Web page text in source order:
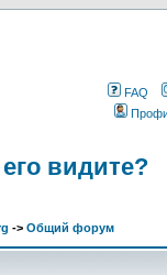
FAQ
видите?
-> Общий форум